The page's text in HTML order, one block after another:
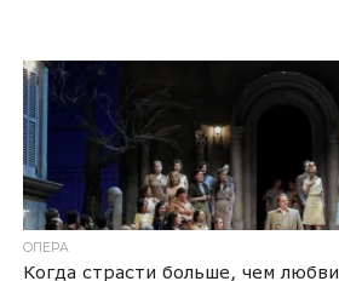
ОПЕРА
Когда страсти больше, чем любви